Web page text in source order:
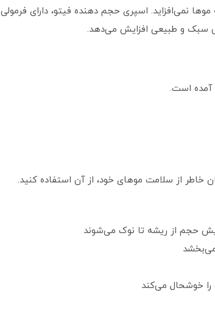
نمی‌افزاید. اسپری حجم‌ دهنده فیتو، دارای فرمولی
حجم از ریشه تا نوک می‌شوند